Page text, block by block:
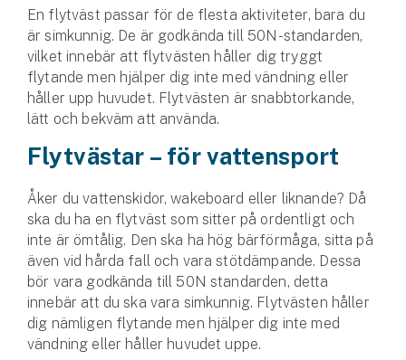
Bostadsrättsförsäkring
Hyresrättsförsäkring
Företag
Företagsförsäkring
Bilförsäkring för företag
Släpvagnsförsäkring
Drönarförsäkring
En flytväst passar för de flesta aktiviteter, bara du
är simkunnig. De är godkända till 50N-standarden,
vilket innebär att flytvästen håller dig tryggt
flytande men hjälper dig inte med vändning eller
håller upp huvudet. Flytvästen är snabbtorkande,
lätt och bekväm att använda.
Flytvästar – för vattensport
Åker du vattenskidor, wakeboard eller liknande? Då
ska du ha en flytväst som sitter på ordentligt och
inte är ömtålig. Den ska ha hög bärförmåga, sitta på
även vid hårda fall och vara stötdämpande. Dessa
bör vara godkända till 50N standarden, detta
innebär att du ska vara simkunnig. Flytvästen håller
dig nämligen flytande men hjälper dig inte med
vändning eller håller huvudet uppe.